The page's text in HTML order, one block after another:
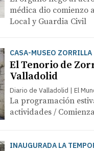
médica dio comienzo
Local y Guardia Civil
CASA-MUSEO ZORRILLA
El Tenorio de
Valladolid
Diario de Valladolid | El
La programación
actividades /
INAUGURADA LA